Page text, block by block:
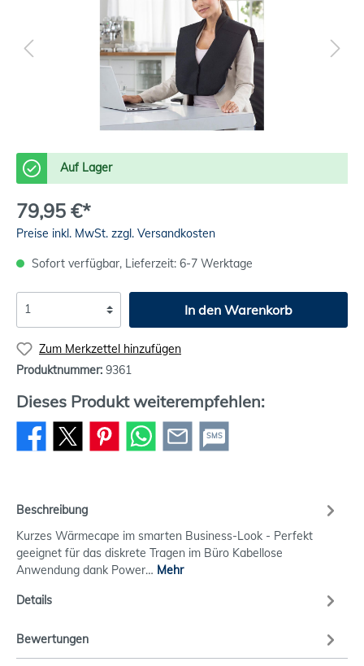
Auf Lager
79,95 €*
Preise inkl. MwSt. zzgl. Versandkosten
Sofort verfügbar, Lieferzeit: 6-7 Werktage
In den Warenkorb
Zum Merkzettel hinzufügen
Produktnummer: 9361
Dieses Produkt weiterempfehlen:
SMS
Beschreibung
Kurzes Wärmecape im smarten Business-Look - Perfekt
geeignet für das diskrete Tragen im Büro Kabellose
Anwendung dank Power… Mehr
Details
Bewertungen